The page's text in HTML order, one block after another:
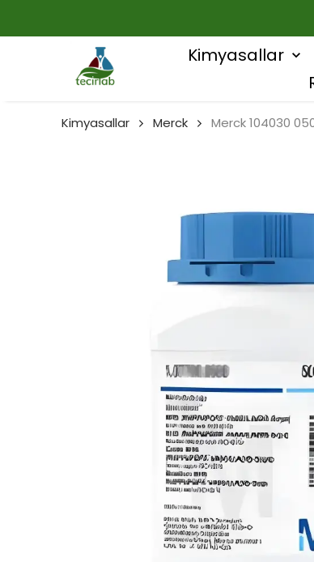
Kimyasallar
Kimyasallar Merck Merck 104030